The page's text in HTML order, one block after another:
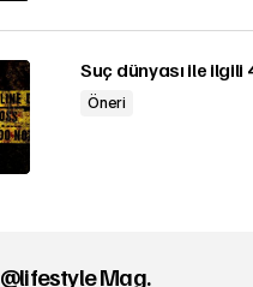
Suç dünyası ile
Öneri
@lifestyle Mag.